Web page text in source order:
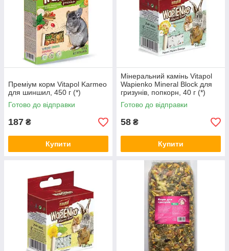
Преміум корм Vitapol Karmeo
для шиншил, 450 г (*)
Готово до відправки
187 ₴
Купити
Мінеральний камінь Vitapol
Wapienko Mineral Block для
гризунів, попкорн, 40 г (*)
Готово до відправки
58 ₴
Купити